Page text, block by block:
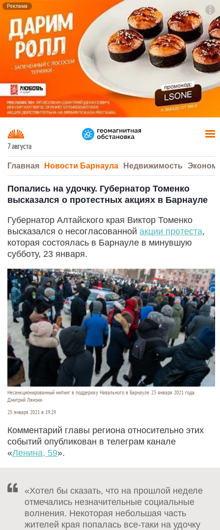
Реклама
7 августа
Главная Новости Барнаула Недвижимость
Попались на удочку. Губернатор Томенко
высказался о протестных акциях в Барнауле
Губернатор Алтайского края Виктор Томенко
высказался о несогласованной акции протеста,
которая состоялась в Барнауле в минувшую
субботу, 23 января.
Несанкционированный митинг в поддержку Навального в Барнауле. 23 января 2021 года.
Дмитрий Лямзин
25 января 2021 в 19:29
Комментарий главы региона относительно этих
событий опубликован в телеграм канале
«Ленина, 59».
«Хотел бы сказать, что на прошлой неделе
отмечались незначительные социальные
волнения. Некоторая небольшая часть
жителей края попалась все-таки на удочку